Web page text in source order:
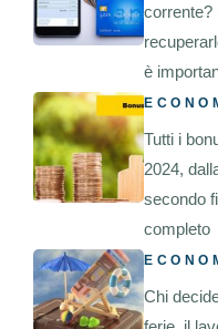
è
Tutti i
2024,
secondo
completo
Chi